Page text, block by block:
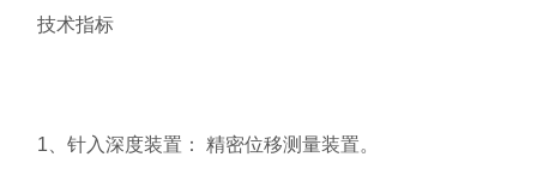
技术指标
1、针入深度装置： 精密位移测量装置。